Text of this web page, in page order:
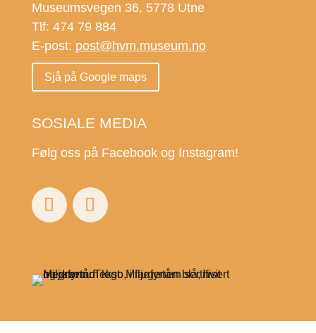
Museumsvegen 36, 5778 Utne
Tlf: 474 79 884
E-post: post@hvm.museum.no
Sjå på Google maps
SOSIALE MEDIA
Følg oss på Facebook og Instagram!